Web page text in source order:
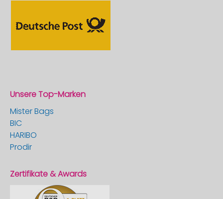
Unsere Top-Marken
Mister Bags
BIC
HARIBO
Prodir
Zertifikate & Awards